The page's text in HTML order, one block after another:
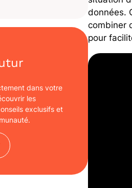
dans votre
les
exclusifs et
données.
combiner
pour